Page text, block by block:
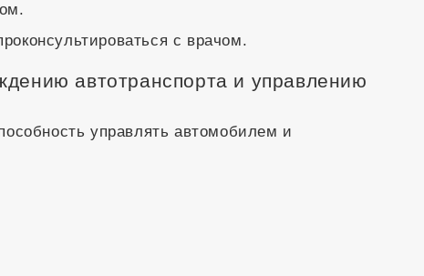
с врачом.
автотранспорта и управлению
управлять автомобилем и